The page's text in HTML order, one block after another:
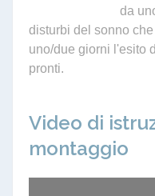
da
disturbi del sonno
uno/due giorni l'esito
pronti.
Video di
montaggio